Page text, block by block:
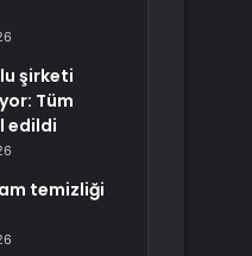
şirketi
Tüm
edildi
temizliği